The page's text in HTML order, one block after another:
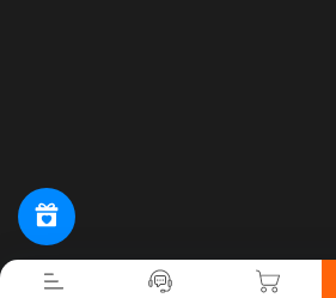
Tiến hành thanh toán